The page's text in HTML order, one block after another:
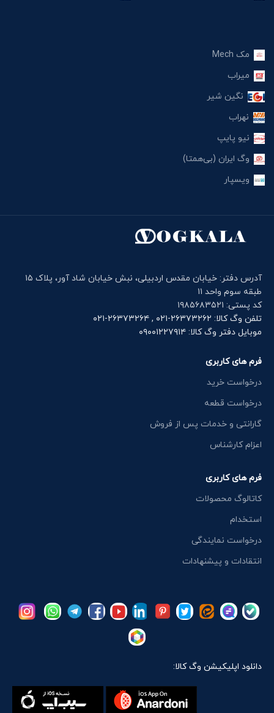
مک Mech
میراب
نگین شیر
نهراب
نیو پایپ
وگ ایران (بی‌همتا)
ویسپار
آدرس دفتر: خیابان مقدس اردبیلی، نبش خیابان شاد آور، پلاک ۱۵
طبقه سوم واحد ۱۱
کد پستی: ۱۹۸۵۶۸۳۵۲۱
تلفن وگ کالا: ۲۶۳۷۳۲۶۲-۰۲۱ , ۲۶۳۷۳۲۶۴-۰۲۱
موبایل دفتر وگ کالا: ۰۹۰۰۱۲۲۷۹۱۴
فرم های کاربری
درخواست خرید
درخواست قطعه
گارانتی و خدمات پس از فروش
اعزام کارشناس
فرم های کاربری
کاتالوگ محصولات
استخدام
درخواست نمایندگی
انتقادات و پیشنهادات
دانلود اپلیکیشن وگ کالا: